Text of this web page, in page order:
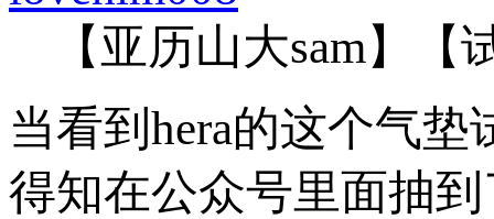
【亚历山大sam】
当看到hera的这个气
得知在公众号里面抽